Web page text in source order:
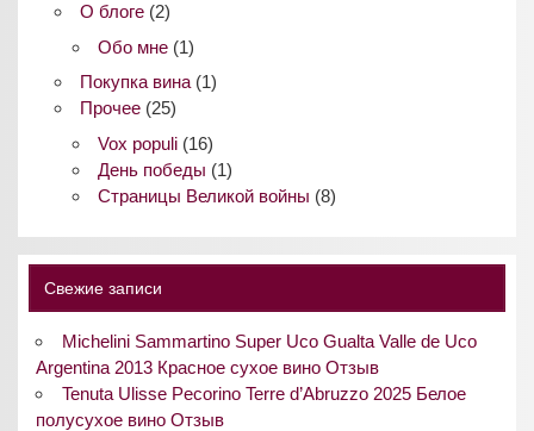
О блоге(2)
Обо мне(1)
Покупка вина(1)
Прочее(25)
Vox populi(16)
День победы (1)
Страницы Великой войны (8)
Свежие записи
Michelini Sammartino Super Uco Gualta Valle de Uco
Argentina 2013 Красное сухое вино Отзыв
Tenuta Ulisse Pecorino Terre d’Abruzzo 2025 Белое
полусухое вино Отзыв